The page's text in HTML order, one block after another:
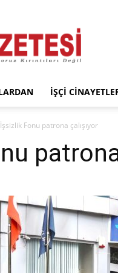
İŞÇI
İşsizlik Fonu patrona çalışıyor